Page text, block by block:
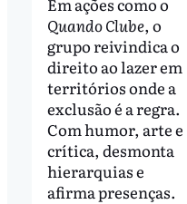
Quando Clube, o
grupo reivindica o
direito ao lazer em
territórios onde a
exclusão é a regra.
Com humor, arte e
crítica, desmonta
hierarquias e
afirma presenças.